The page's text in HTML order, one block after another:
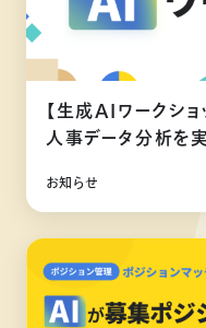
【生成AIワークシ
人事データ分析を
お知らせ